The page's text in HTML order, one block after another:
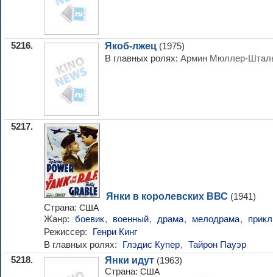
5216. Якоб-лжец (1975)
В главных ролях: Армин Мюллер-
5217.
Янки в королевских ВВС (1941)
Страна: США
Жанр: боевик, военный, драма, мелодрама,
Режиссер:
Генри Кинг
В главных ролях:
Глэдис Купер, Тайрон Пауэр
5218. Янки идут (1963)
Страна: США